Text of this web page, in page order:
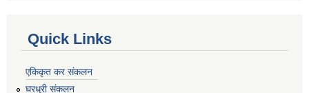
Quick Links
एकिकृत कर संकलन
घरधुरी संकलन